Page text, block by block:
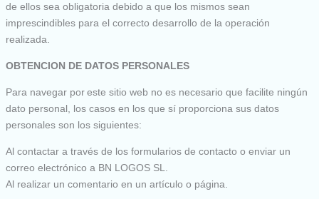
de ellos sea obligatoria debido a que los mismos sean
imprescindibles para el correcto desarrollo de la operación
realizada.
OBTENCION DE DATOS PERSONALES
Para navegar por este sitio web no es necesario que facilite ningún
dato personal, los casos en los que sí proporciona sus datos
personales son los siguientes:
Al contactar a través de los formularios de contacto o enviar un
correo electrónico a BN LOGOS SL.
Al realizar un comentario en un artículo o página.